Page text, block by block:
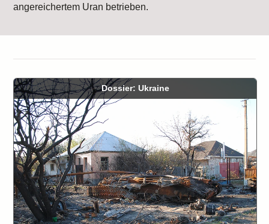
angereichertem Uran betrieben.
Dossier: Ukraine